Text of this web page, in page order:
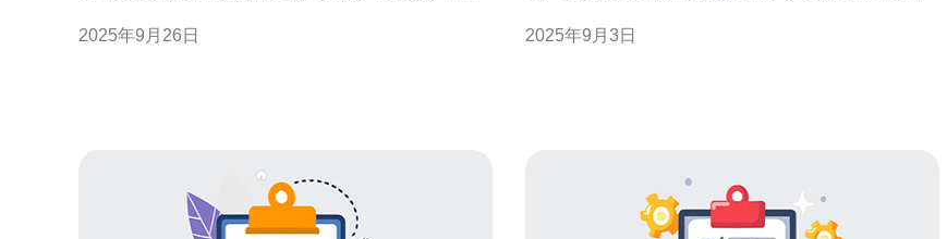
操作指南和推荐。 本文将分为以下几个部分进行详细
2025年9月26日
程序的稳定性和安全性。由于香港的地理位置和网络
2025年9月3日